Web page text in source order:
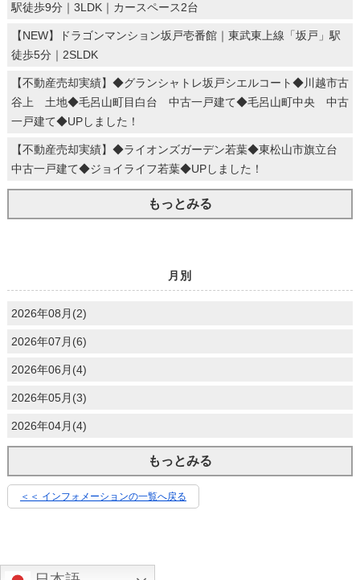
駅徒歩9分｜3LDK｜カースペース2台
【NEW】ドラゴンマンション坂戸壱番館｜東武東上線「坂戸」駅
徒歩5分｜2SLDK
【不動産売却実績】◆グランシャトレ坂戸シエルコート◆川越市古
谷上 土地◆毛呂山町目白台 中古一戸建て◆毛呂山町中央 中古
一戸建て◆UPしました！
【不動産売却実績】◆ライオンズガーデン若葉◆東松山市旗立台
中古一戸建て◆ジョイライフ若葉◆UPしました！
もっとみる
月別
2026年08月(2)
2026年07月(6)
2026年06月(4)
2026年05月(3)
2026年04月(4)
もっとみる
＜＜ インフォメーションの一覧へ戻る